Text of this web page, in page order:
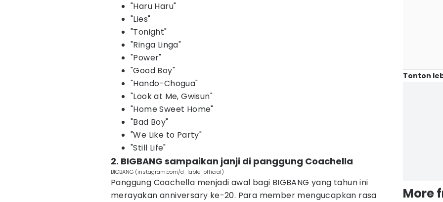
"Haru Haru"
"Lies"
"Tonight"
"Ringa Linga"
"Power"
"Good Boy"
"Hando-Chogua"
"Look at Me, Gwisun"
"Home Sweet Home"
"Bad Boy"
"We Like to Party"
"Still Life"
2. BIGBANG sampaikan janji di panggung Coachella
BIGBANG (instagram.com/d_lable_official)
Panggung Coachella menjadi awal bagi BIGBANG yang tahun ini
merayakan anniversary ke-20. Para member mengucapkan rasa
Tonton
More